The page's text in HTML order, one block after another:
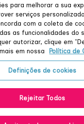
Blog Unidades
Convênios Fale
- Todos os direitos
Privacidade
Fonte de
e Responsabilidades dos
para melhorar a sua
serviços
com a coleta de
as funcionalidades do
autorizar, clique em
em nossa
Política de
Definições de cookies
Rejeitar Todos